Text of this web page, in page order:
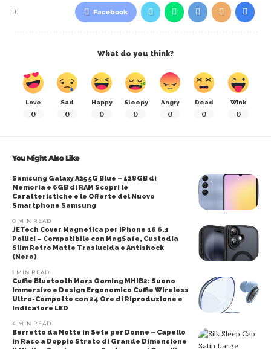
Facebook
What do you think?
Love
0
Sad
0
Happy
0
Sleepy
0
Angry
0
Dead
0
Wink
0
You Might Also Like
Samsung Galaxy A25 5G Blue – 128GB di
Memoria e 6GB di RAM Scopri le
Caratteristiche e le Offerte del Nuovo
Smartphone Samsung
0 MIN READ
JETech Cover Magnetica per iPhone 16 6.1
Pollici – Compatibile con MagSafe, Custodia
Slim Retro Matte Traslucida e Antishock
(Nera)
1 MIN READ
Cuffie Bluetooth Mars Gaming MHIB2: Suono
Immersivo e Design Ergonomico Cuffie Wireless
Ultra-Compatte con 24 Ore di Riproduzione e
Indicatore LED
4 MIN READ
Berretto da Notte in Seta per Donne – Capello
in Raso a Doppio Strato di Grande Dimensione